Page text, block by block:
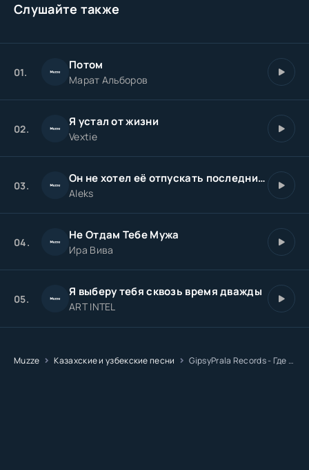
Слушайте также
01. Потом
Марат Альборов
02. Я устал от жизни
Vextie
03. Он не хотел её отпускать последний вечер
Aleks
04. Не Отдам Тебе Мужа
Ира Вива
05. Я выберу тебя сквозь время дважды
ART INTEL
Muzze Казахские и узбекские песни GipsyPrala Records - Где друзья